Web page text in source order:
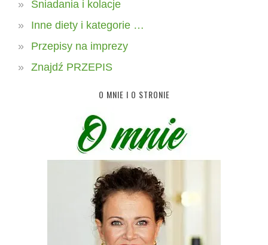
Śniadania i kolacje
Inne diety i kategorie …
Przepisy na imprezy
Znajdź PRZEPIS
O MNIE I O STRONIE